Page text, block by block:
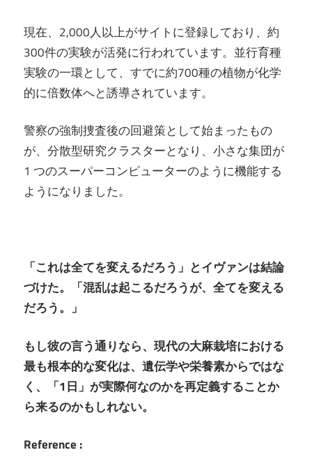
現在、2,000人以上がサイトに登録しており、約
300件の実験が活発に行われています。並行育種
実験の一環として、すでに約700種の植物が化学
的に倍数体へと誘導されています。
警察の強制捜査後の回避策として始まったもの
が、分散型研究クラスターとなり、小さな集団が
1 つのスーパーコンピューターのように機能する
ようになりました。
「これは全てを変えるだろう」とイヴァンは結論
づけた。「混乱は起こるだろうが、全てを変える
だろう。」
もし彼の言う通りなら、現代の大麻栽培における
最も根本的な変化は、遺伝学や栄養素からではな
く、「1日」が実際何なのかを再定義することか
ら来るのかもしれない。
Reference :